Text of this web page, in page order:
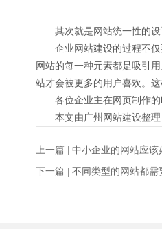
其次就是网站统一性的设
企业网站建设的过程不仅
网站的每一种元素都是吸引
站才会被更多的用户喜欢。
各位企业主在网页制作的
本文由广州网站建设整理
上一篇 | 中小企业的网站应该
下一篇 | 不同类型的网站都需